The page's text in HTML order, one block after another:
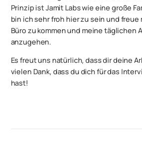
Prinzip ist Jamit Labs wie eine große
bin ich sehr froh hier zu sein und freue
Büro zu kommen und meine täglichen
anzugehen.
Es freut uns natürlich, dass dir deine
vielen Dank, dass du dich für das
hast!